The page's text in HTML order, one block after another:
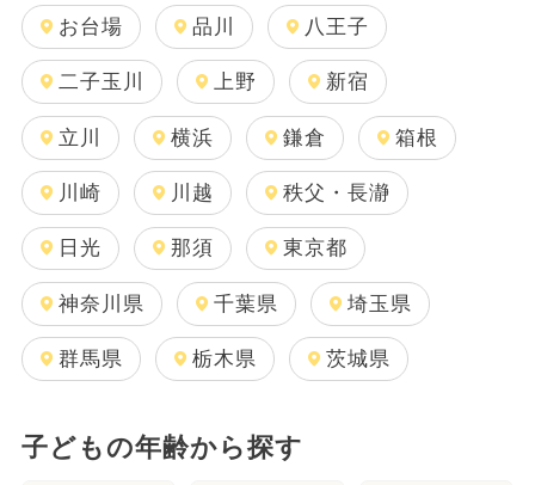
お台場 品川 八王子
二子玉川 上野 新宿
立川 横浜 鎌倉 箱根
川崎 川越 秩父・長瀞
日光 那須 東京都
神奈川県 千葉県 埼玉県
群馬県 栃木県 茨城県
子どもの年齢から探す